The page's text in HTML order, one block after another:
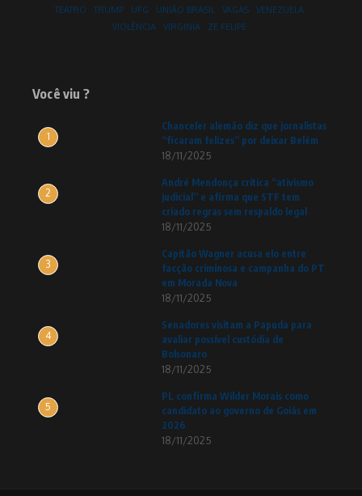
TEATRO
TRUMP UFG UNIÃO BRASIL VAGAS
VENEZUELA
VIOLÊNCIA
VIRGINIA ZE FELIPE
Você viu ?
1
Chanceler alemão diz que jornalistas
“ficaram felizes” por deixar Belém
18/11/2025
2
André Mendonça critica “ativismo
judicial” e afirma que STF tem
criado regras sem respaldo legal
18/11/2025
3
Capitão Wagner acusa elo entre
facção criminosa e campanha do PT
em Morada Nova
18/11/2025
4
Senadores visitam a Papuda para
avaliar possível custódia de
Bolsonaro
18/11/2025
5
PL confirma Wilder Morais como
candidato ao governo de Goiás em
2026
18/11/2025